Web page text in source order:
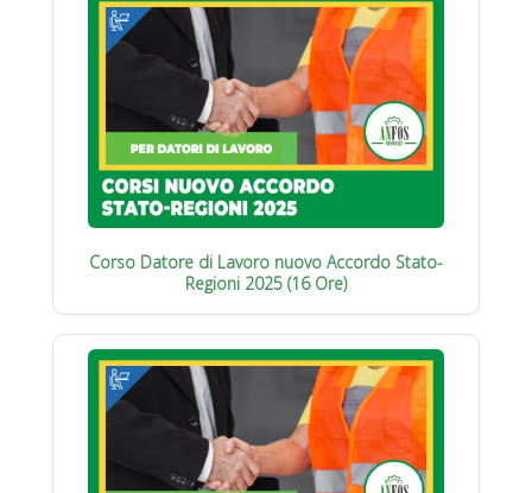
Corso Datore di Lavoro nuovo Accordo Stato-
Regioni 2025 (16 Ore)